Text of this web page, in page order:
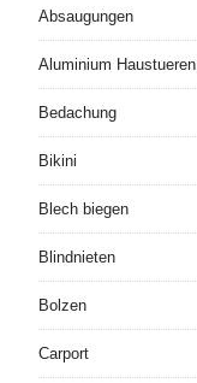
Absaugungen
Aluminium Haustueren
Bedachung
Bikini
Blech biegen
Blindnieten
Bolzen
Carport